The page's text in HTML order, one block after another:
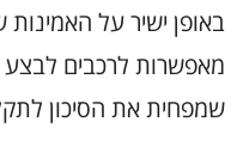
באופן ישיר על האמינות
מאפשרות לרכבים
שמפחית את הסיכון